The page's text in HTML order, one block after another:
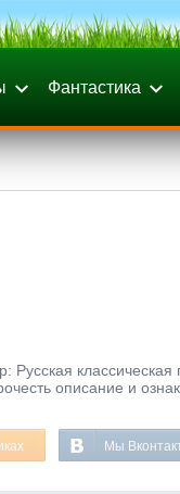
Фантастика
классическая
описание и
Мы